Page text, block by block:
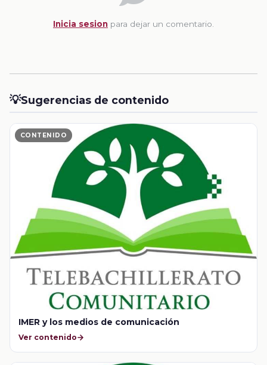
Inicia sesion para dejar un comentario.
💡Sugerencias de contenido
CONTENIDO
IMER y los medios de comunicación
Ver contenido